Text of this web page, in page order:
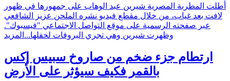
أطلت المطربة المصرية شيرين عبد الوهاب على جمهورها في ظهور
لافت بعد غياب، من خلال مقطع فيديو نشره الملحن عزيز الشافعي
عبر صفحته الرسمية على موقع التواصل الاجتماعي "فيسبوك".
وظهرت شيرين وهي تجري البروفات لحفلها... المزيد
ارتطام جزء ضخم من صاروخ سبيس إكس
بالقمر فكيف سيؤثر على الأرض